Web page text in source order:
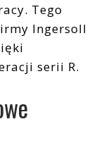
Tego
Ingersoll
serii R.